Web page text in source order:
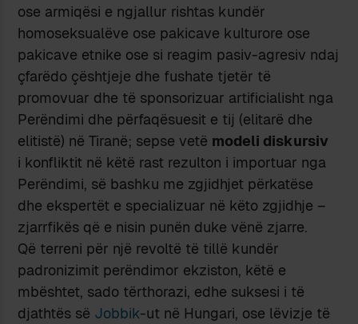
ose armiqësi e ngjallur rishtas kundër
homoseksualëve ose pakicave kulturore ose
pakicave etnike ose si reagim pasiv-agresiv ndaj
çfarëdo çështjeje dhe fushate tjetër të
promovuar dhe të sponsorizuar artificialisht nga
Perëndimi dhe përfaqësuesit e tij (elitarë dhe
elitistë) në Tiranë; sepse vetë modeli diskursiv
i konfliktit në këtë rast rezulton i importuar nga
Perëndimi, së bashku me zgjidhjet përkatëse
dhe ekspertët e specializuar në këto zgjidhje –
zjarrfikës që e nisin punën duke vënë zjarre.
Që terreni për një revoltë të tillë kundër
padronizimit perëndimor ekziston, këtë e
mbështet, sado tërthorazi, edhe suksesi i të
djathtës së Jobbik-ut në Hungari, ose lëvizje të